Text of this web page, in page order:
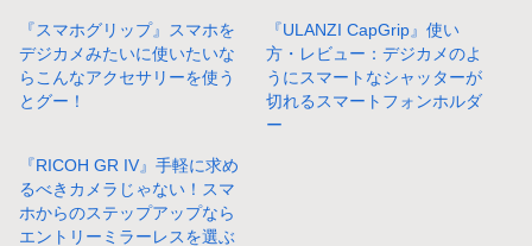
『スマホグリップ』スマホを
デジカメみたいに使いたいな
らこんなアクセサリーを使う
とグー！
『ULANZI CapGrip』使い
方・レビュー：デジカメのよ
うにスマートなシャッターが
切れるスマートフォンホルダ
ー
『RICOH GR IV』手軽に求め
るべきカメラじゃない！スマ
ホからのステップアップなら
エントリーミラーレスを選ぶ